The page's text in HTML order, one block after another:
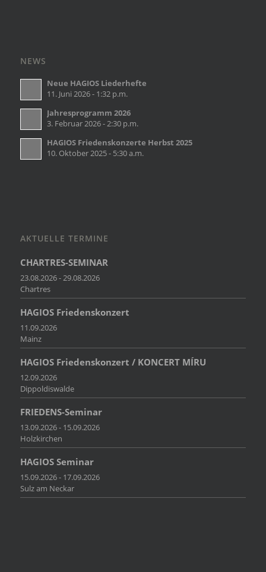
NEWS
Neue HAGIOS Liederhefte
11. Juni 2026 - 1:32 p.m.
Jahresprogramm 2026
3. Februar 2026 - 2:30 p.m.
HAGIOS Friedenskonzerte Herbst 2025
10. Oktober 2025 - 5:30 a.m.
AKTUELLE TERMINE
CHARTRES-SEMINAR
23.08.2026 - 29.08.2026
Chartres
HAGIOS Friedenskonzert
11.09.2026
Mainz
HAGIOS Friedenskonzert / KONCERT MÍRU
12.09.2026
Dippoldiswalde
FRIEDENS-Seminar
13.09.2026 - 15.09.2026
Holzkirchen
HAGIOS Seminar
15.09.2026 - 17.09.2026
Sulz am Neckar